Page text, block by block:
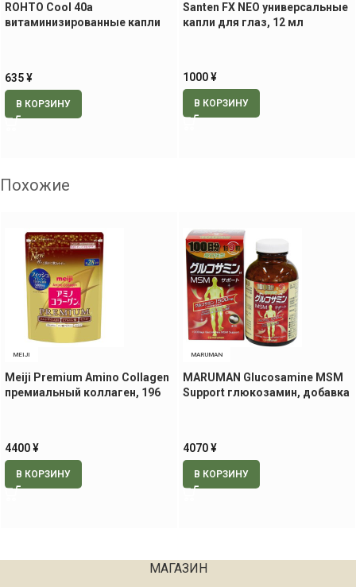
ROHTO Cool 40a
витаминизированные капли
635¥
В КОРЗИНУ
Santen FX NEO универсальные
капли для глаз, 12 мл
1000¥
В КОРЗИНУ
Похожие
MEIJI
Meiji Premium Amino Collagen
премиальный коллаген, 196
4400¥
В КОРЗИНУ
MARUMAN
MARUMAN Glucosamine MSM
Support глюкозамин, добавка
4070¥
В КОРЗИНУ
МАГАЗИН